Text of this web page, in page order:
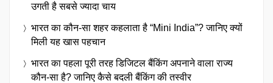
उगती है सबसे ज्यादा चाय
भारत का कौन-सा शहर कहलाता है “Mini India”? जानिए क्यों
मिली यह खास पहचान
भारत का पहला पूरी तरह डिजिटल बैंकिंग अपनाने वाला राज्य
कौन-सा है? जानिए कैसे बदली बैंकिंग की तस्वीर